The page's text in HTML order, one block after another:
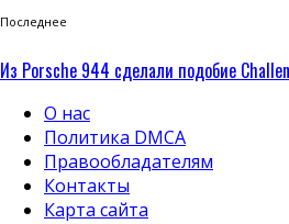
Последнее
Из Porsche 944 сделали подобие
О нас
Политика DMCA
Правообладателям
Контакты
Карта сайта